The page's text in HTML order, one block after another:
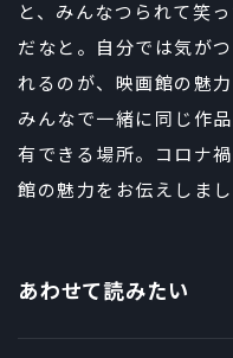
と、みんなつられて笑
だなと。自分では気が
れるのが、映画館の魅
みんなで一緒に同じ作
有できる場所。コロナ
館の魅力をお伝えしまし
あわせて読みたい